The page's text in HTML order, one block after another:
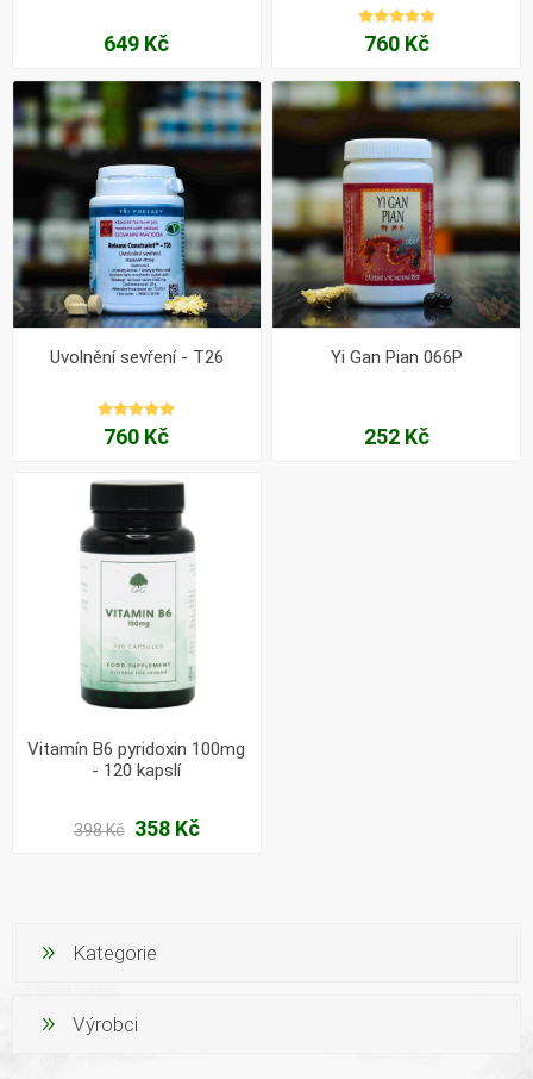
649 Kč 760 Kč
Uvolnění sevření - T26
760 Kč
Yi Gan Pian 066P
252 Kč
Vitamín B6 pyridoxin 100mg
- 120 kapslí
398 Kč 358 Kč
Kategorie
Výrobci